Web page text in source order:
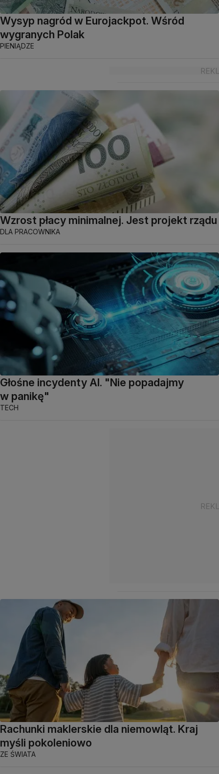
Wysyp nagród w Eurojackpot. Wśród
wygranych Polak
PIENIĄDZE
Wzrost płacy minimalnej. Jest projekt rządu
DLA PRACOWNIKA
Głośne incydenty AI. "Nie popadajmy
w panikę"
TECH
Rachunki maklerskie dla niemowląt. Kraj
myśli pokoleniowo
ZE ŚWIATA